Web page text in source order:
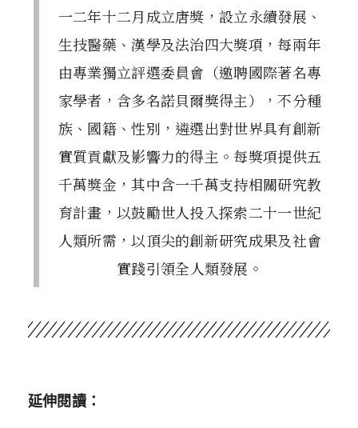
一二年十二月成立唐獎，設立永續發展、
生技醫藥、漢學及法治四大獎項，每兩年
由專業獨立評選委員會（邀聘國際著名專
家學者，含多名諾貝爾獎得主），不分種
族、國籍、性別，遴選出對世界具有創新
實質貢獻及影響力的得主。每獎項提供五
千萬獎金，其中含一千萬支持相關研究教
育計畫，以鼓勵世人投入探索二十一世紀
人類所需，以頂尖的創新研究成果及社會
實踐引領全人類發展。
延伸閱讀：